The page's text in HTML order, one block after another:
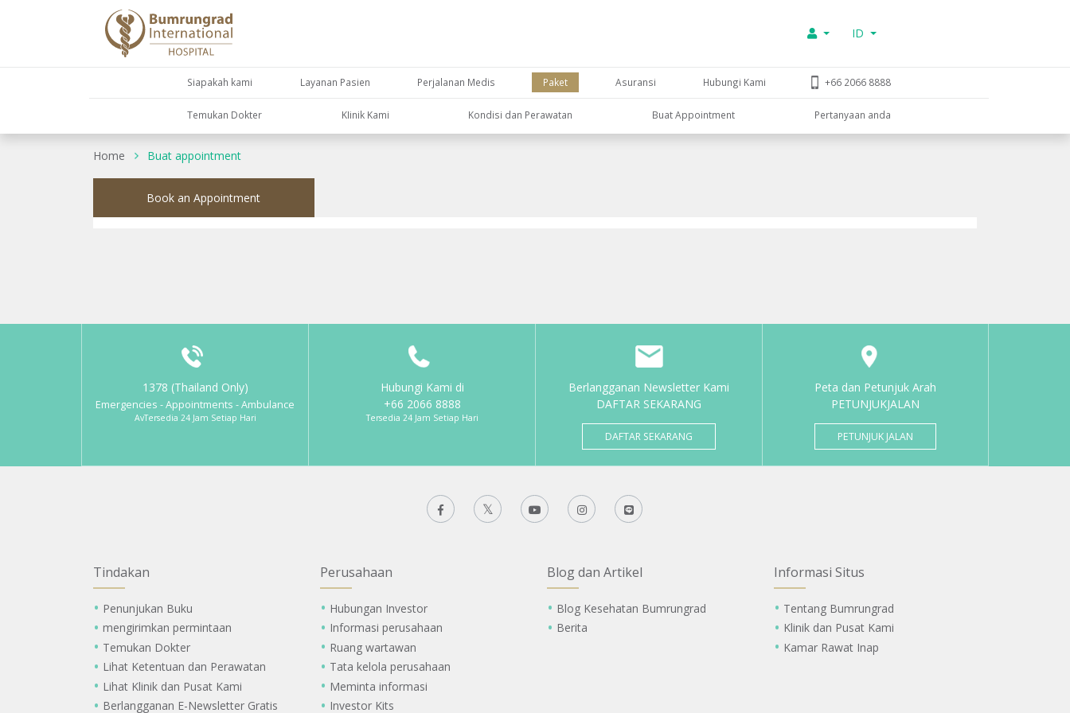
ID
Siapakah kami Layanan Pasien Perjalanan Medis Paket Asuransi Hubungi Kami +66 2066 8888
Temukan Dokter KIinik Kami Kondisi dan Perawatan Buat Appointment Pertanyaan anda
Home Buat appointment
Book an Appointment
1378 (Thailand Only)
Emergencies - Appointments - Ambulance
AvTersedia 24 Jam Setiap Hari
Hubungi Kami di
+66 2066 8888
Tersedia 24 Jam Setiap Hari
Berlangganan Newsletter Kami
DAFTAR SEKARANG
DAFTAR SEKARANG
Peta dan Petunjuk Arah
PETUNJUKJALAN
PETUNJUK JALAN
Tindakan
Penunjukan Buku
mengirimkan permintaan
Temukan Dokter
Lihat Ketentuan dan Perawatan
Lihat Klinik dan Pusat Kami
Berlangganan E-Newsletter Gratis
Perusahaan
Hubungan Investor
Informasi perusahaan
Ruang wartawan
Tata kelola perusahaan
Meminta informasi
Investor Kits
Blog dan Artikel
Blog Kesehatan Bumrungrad
Berita
Informasi Situs
Tentang Bumrungrad
Klinik dan Pusat Kami
Kamar Rawat Inap